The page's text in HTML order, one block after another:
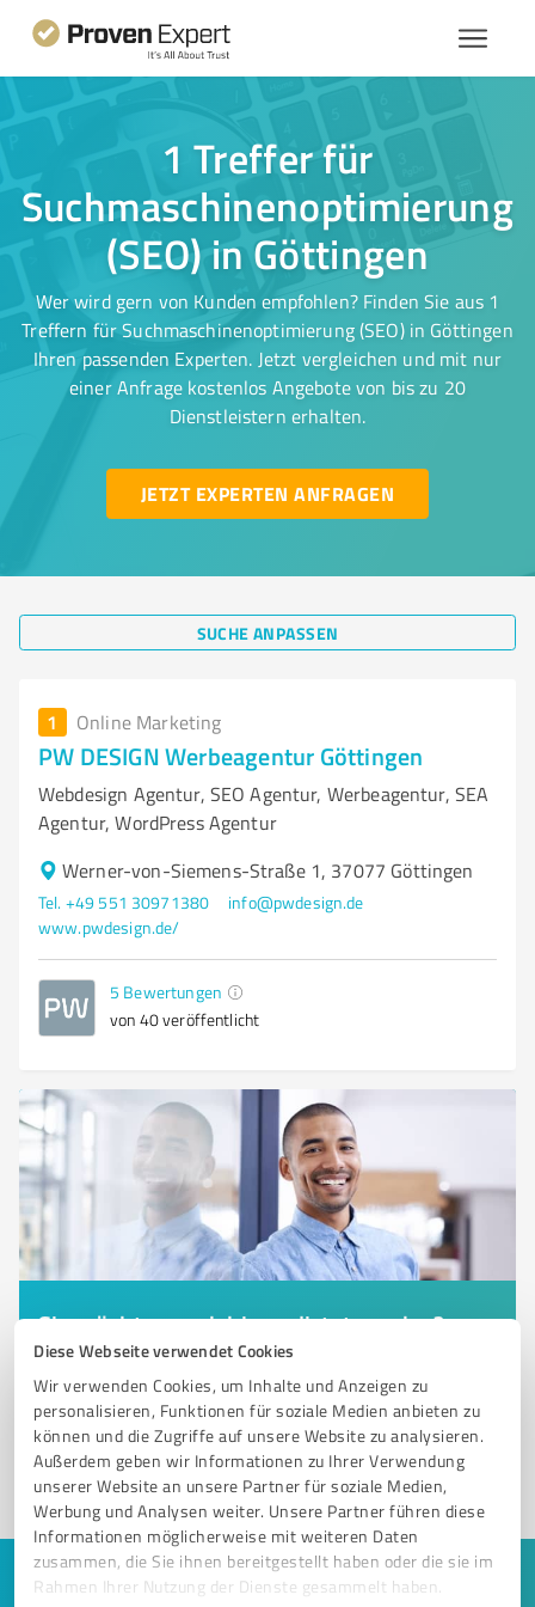
Diese Webseite verwendet Cookies
Wir verwenden Cookies, um Inhalte und Anzeigen zu
personalisieren, Funktionen für soziale Medien anbieten zu
können und die Zugriffe auf unsere Website zu analysieren.
Außerdem geben wir Informationen zu Ihrer Verwendung
unserer Website an unsere Partner für soziale Medien,
Werbung und Analysen weiter. Unsere Partner führen diese
Informationen möglicherweise mit weiteren Daten
zusammen, die Sie ihnen bereitgestellt haben oder die sie im
Rahmen Ihrer Nutzung der Dienste gesammelt haben.
1 Treffer für
Suchmaschinenoptimierung
(SEO) in Göttingen
Wer wird gern von Kunden empfohlen? Finden Sie aus 1
Treffern für Suchmaschinenoptimierung (SEO) in Göttingen
Ihren passenden Experten. Jetzt vergleichen und mit nur
einer Anfrage kostenlos Angebote von bis zu 20
Dienstleistern erhalten.
JETZT EXPERTEN ANFRAGEN
SUCHE ANPASSEN
1 Online Marketing
PW DESIGN Werbeagentur Göttingen
Webdesign Agentur, SEO Agentur, Werbeagentur, SEA
Agentur, WordPress Agentur
Werner-von-Siemens-Straße 1, 37077 Göttingen
Tel. +49 551 30971380
info@pwdesign.de
www.pwdesign.de/
5 Bewertungen
von 40 veröffentlicht
Sie möchten auch hier gelistet werden?
Registrieren Sie sich jetzt und werden Sie ein von
Kunden empfohlener ProvenExpert!
Keine Zeit für lange Recherchen und E-